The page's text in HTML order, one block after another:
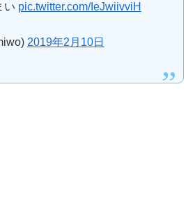
い pic.twitter.com/IeJwiivviH
2019年2月10日